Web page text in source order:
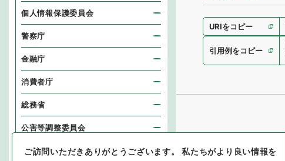
URIをコピー
引用例をコピー
個人情報保護委員会
警察庁
金融庁
消費者庁
総務省
公害等調整委員会
消防庁
ご訪問いただきありがとうございます。私たちがより良い情報を